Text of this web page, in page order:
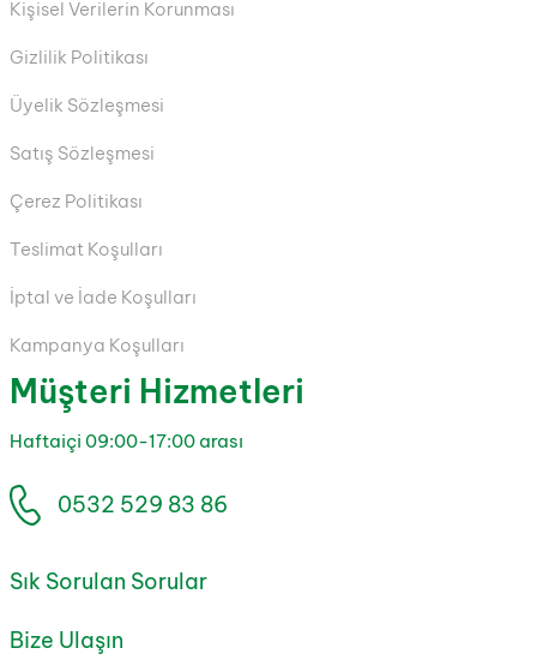
Kişisel Verilerin Korunması
Gizlilik Politikası
Üyelik Sözleşmesi
Satış Sözleşmesi
Çerez Politikası
Teslimat Koşulları
İptal ve İade Koşulları
Kampanya Koşulları
Müşteri Hizmetleri
Haftaiçi 09:00-17:00 arası
0532 529 83 86
Sık Sorulan Sorular
Bize Ulaşın